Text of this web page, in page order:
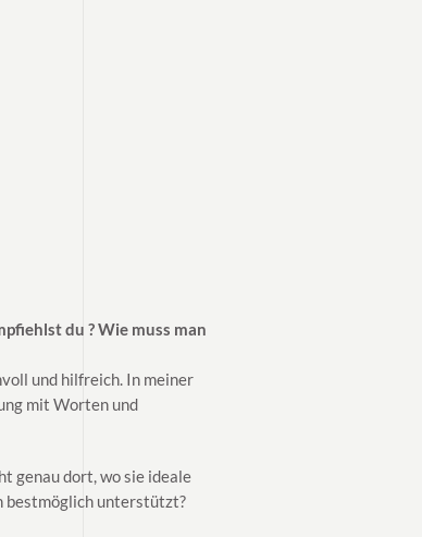
du ? Wie muss man
und hilfreich. In meiner
mit Worten und
genau dort, wo sie ideale
bestmöglich unterstützt?